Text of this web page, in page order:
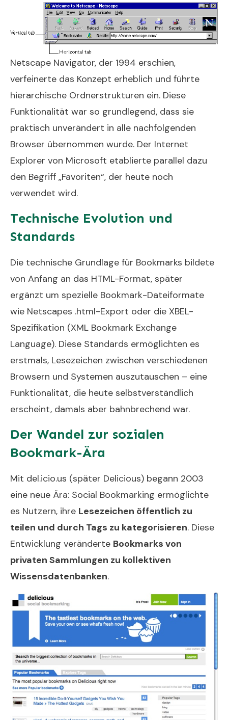
Netscape Navigator, der 1994 erschien,
verfeinerte das Konzept erheblich und führte
hierarchische Ordnerstrukturen ein. Diese
Funktionalität war so grundlegend, dass sie
praktisch unverändert in alle nachfolgenden
Browser übernommen wurde. Der Internet
Explorer von Microsoft etablierte parallel dazu
den Begriff „Favoriten“, der heute noch
verwendet wird.
Technische Evolution und
Standards
Die technische Grundlage für Bookmarks bildete
von Anfang an das HTML-Format, später
ergänzt um spezielle Bookmark-Dateiformate
wie Netscapes .html-Export oder die XBEL-
Spezifikation (XML Bookmark Exchange
Language). Diese Standards ermöglichten es
erstmals, Lesezeichen zwischen verschiedenen
Browsern und Systemen auszutauschen – eine
Funktionalität, die heute selbstverständlich
erscheint, damals aber bahnbrechend war.
Der Wandel zur sozialen
Bookmark-Ära
Mit del.icio.us (später Delicious) begann 2003
eine neue Ära: Social Bookmarking ermöglichte
es Nutzern, ihre Lesezeichen öffentlich zu
teilen und durch Tags zu kategorisieren. Diese
Entwicklung veränderte Bookmarks von
privaten Sammlungen zu kollektiven
Wissensdatenbanken.